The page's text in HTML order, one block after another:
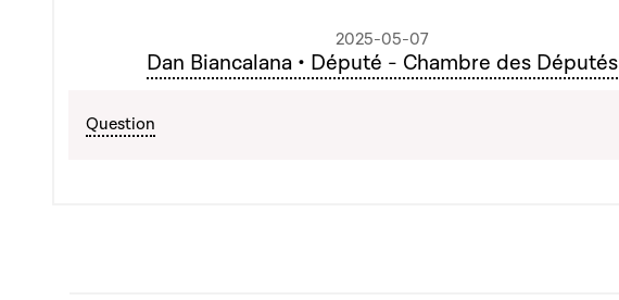
2025-05-07
Dan Biancalana • Député - Chambre des Députés
Question